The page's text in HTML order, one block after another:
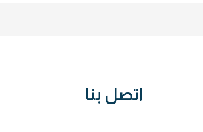
اتصل بنا